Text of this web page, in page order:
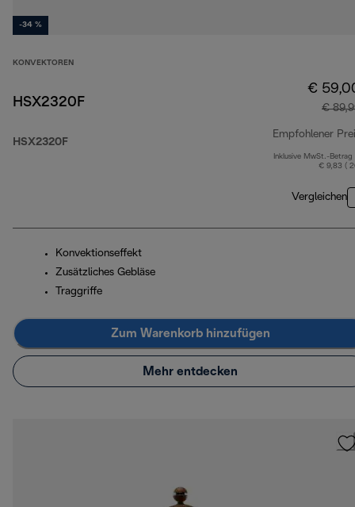
-34 %
KONVEKTOREN
HSX2320F
HSX2320F
€
€
Empfohlener
Inklusive MwSt.-Betrag
€ 9,83 (
Vergleichen
Konvektionseffekt
Zusätzliches Gebläse
Traggriffe
Zum Warenkorb hinzufügen
Mehr entdecken